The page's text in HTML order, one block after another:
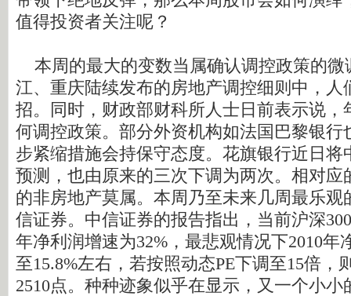
值得投资者关注呢？
本周的最大的变数当属确认调控政策的微
江、重庆陆续发布的房地产调控细则中，人
招。同时，财政部财科所人士日前表示说，
何调控政策。部分外资机构如法国巴黎银行
步紧缩措施会持保守态度。花旗银行近日将
预测，也由原来的三次下调为两次。相对应
的非房地产莫属。本周乃至未来几周最乐观
信证券。中信证券的报告指出，当前沪深
年净利润增速为32%，最悲观情况下2010年
至15.8%左右，若按照动态PE下调至15倍，
2510点。种种迹象似乎在显示，又一个小